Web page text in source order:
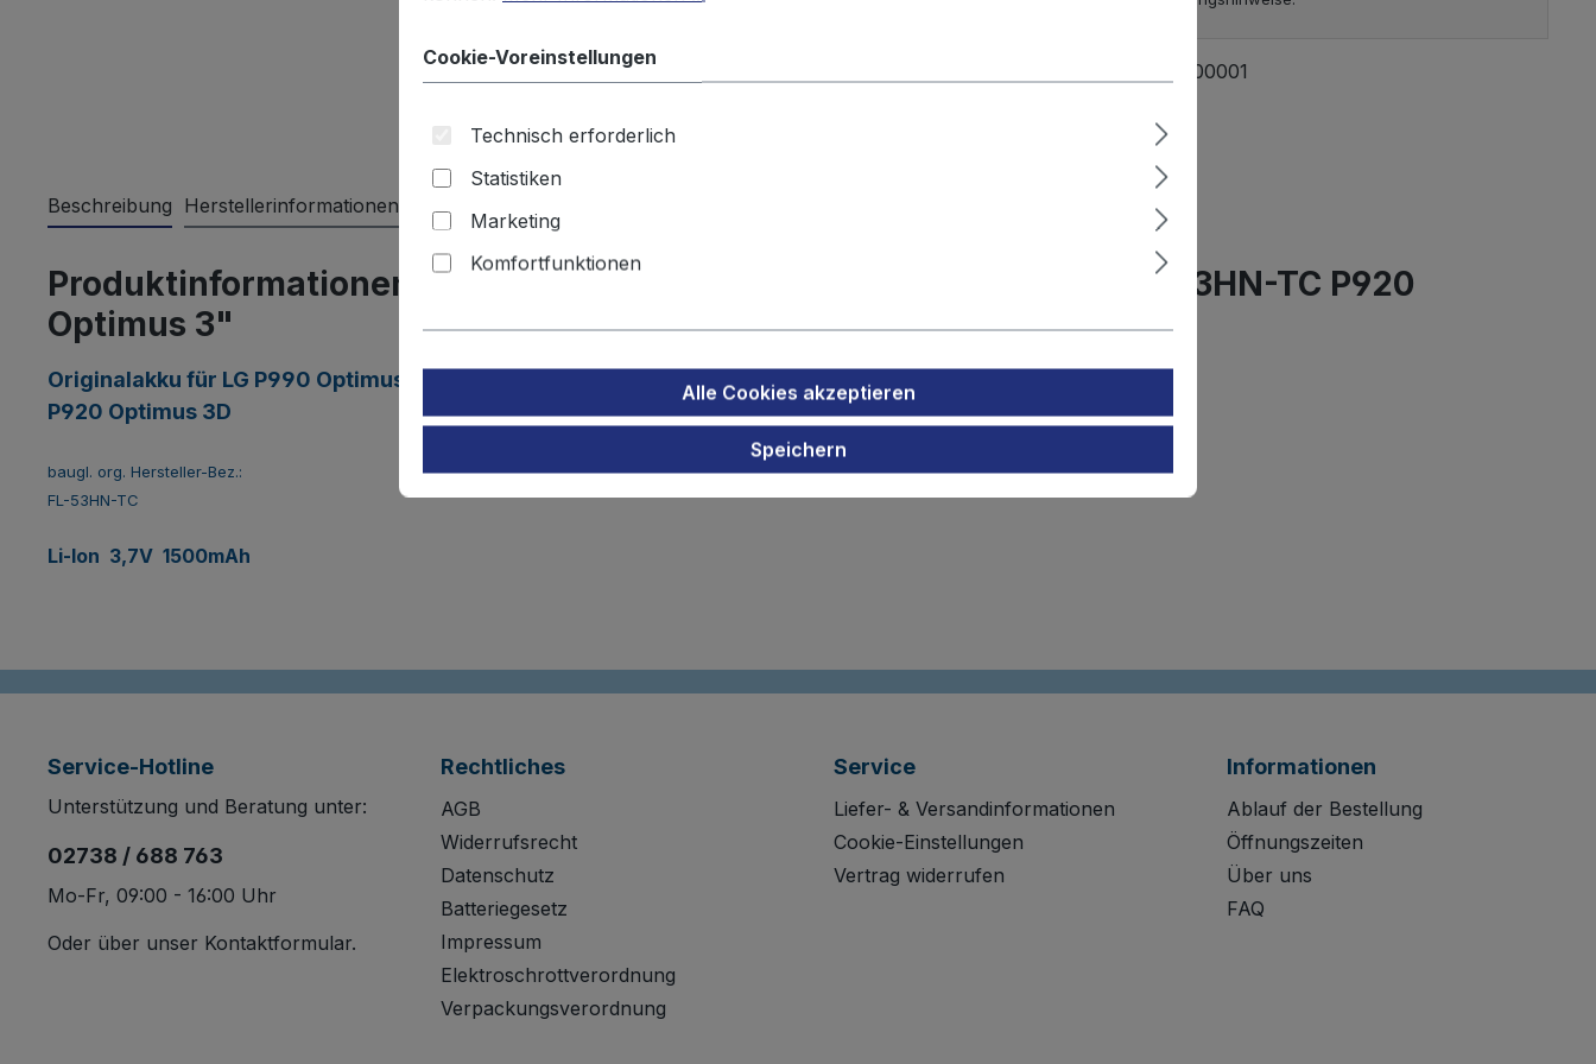
14754x600001
Beschreibung Herstellerinformationen
Produktinformationen "Originalakku für LG P990 Optimus Speed FL-53HN-TC P920
Optimus 3"
Originalakku für LG P990 Optimus Speed
P920 Optimus 3D
baugl. org. Hersteller-Bez.:
FL-53HN-TC
Li-Ion 3,7V 1500mAh
Service-Hotline
Unterstützung und Beratung unter:
02738 / 688 763
Mo-Fr, 09:00 - 16:00 Uhr
Oder über unser Kontaktformular.
Rechtliches
AGB
Widerrufsrecht
Datenschutz
Batteriegesetz
Impressum
Elektroschrottverordnung
Verpackungsverordnung
Service
Liefer- & Versandinformationen
Cookie-Einstellungen
Vertrag widerrufen
Informationen
Ablauf der Bestellung
Öffnungszeiten
Über uns
FAQ
Cookie-Voreinstellungen
Technisch erforderlich
Statistiken
Marketing
Komfortfunktionen
Alle Cookies akzeptieren
Speichern